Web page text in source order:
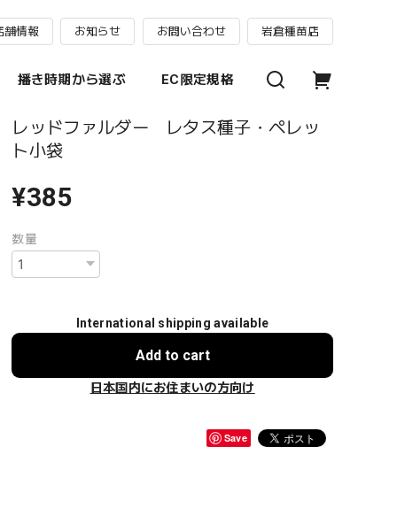
舗情報 お知らせ お問い合わせ 岩倉種苗店
播き時期から選ぶ EC限定規格
レッドファルダー レタス種子・ペレッ
ト小袋
¥385
数量
International shipping available
Add to cart
日本国内にお住まいの方向け
Save